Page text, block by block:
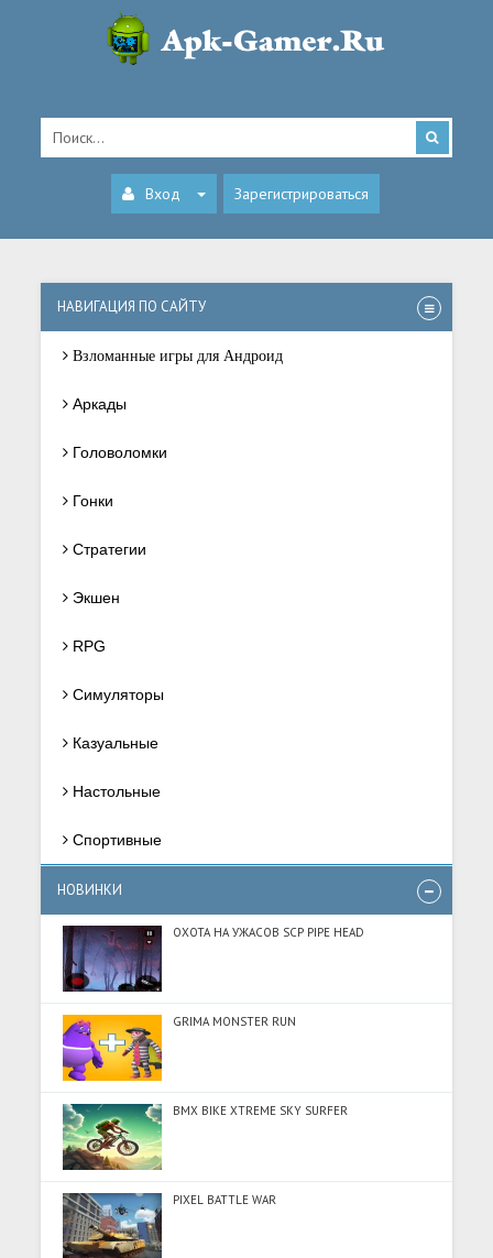
Вход Зарегистрироваться
НАВИГАЦИЯ ПО САЙТУ
Взломанные игры для Андроид
Аркады
Головоломки
Гонки
Стратегии
Экшен
RPG
Симуляторы
Казуальные
Настольные
Спортивные
НОВИНКИ
ОХОТА НА УЖАСОВ SCP PIPE HEAD
GRIMA MONSTER RUN
BMX BIKE XTREME SKY SURFER
PIXEL BATTLE WAR